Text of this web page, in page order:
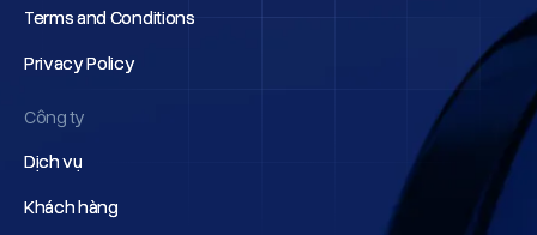
Terms and Conditions
Terms and Conditions
Privacy Policy
Privacy Policy
Công ty
Dịch vụ
Dịch vụ
Khách hàng
Khách hàng